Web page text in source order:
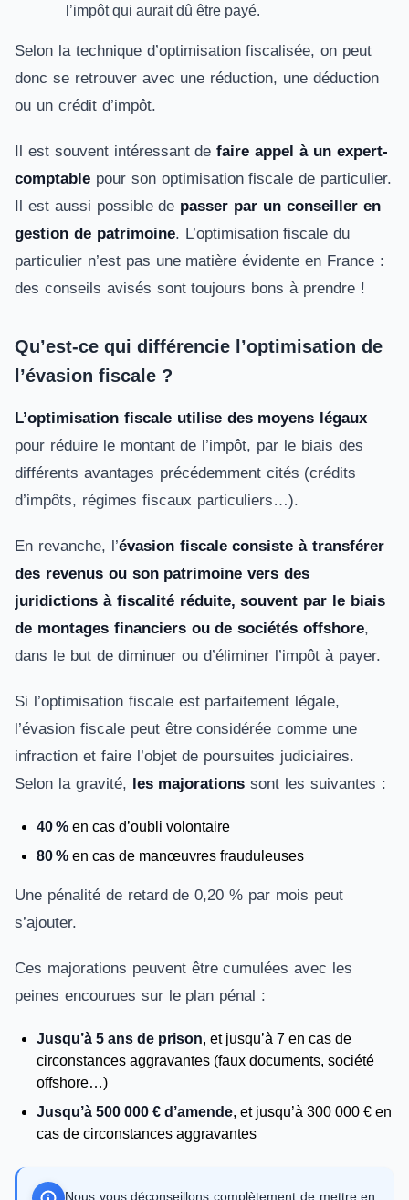
l’impôt qui aurait dû être payé.
Selon la technique d’optimisation fiscalisée, on peut
donc se retrouver avec une réduction, une déduction
ou un crédit d’impôt.
Il est souvent intéressant de faire appel à un expert-
comptable pour son optimisation fiscale de particulier.
Il est aussi possible de passer par un conseiller en
gestion de patrimoine. L’optimisation fiscale du
particulier n’est pas une matière évidente en France :
des conseils avisés sont toujours bons à prendre !
Qu’est-ce qui différencie l’optimisation de
l’évasion fiscale ?
L’optimisation fiscale utilise des moyens légaux
pour réduire le montant de l’impôt, par le biais des
différents avantages précédemment cités (crédits
d’impôts, régimes fiscaux particuliers…).
En revanche, l’évasion fiscale consiste à transférer
des revenus ou son patrimoine vers des
juridictions à fiscalité réduite, souvent par le biais
de montages financiers ou de sociétés offshore,
dans le but de diminuer ou d’éliminer l’impôt à payer.
Si l’optimisation fiscale est parfaitement légale,
l’évasion fiscale peut être considérée comme une
infraction et faire l’objet de poursuites judiciaires.
Selon la gravité, les majorations sont les suivantes :
40 % en cas d’oubli volontaire
80 % en cas de manœuvres frauduleuses
Une pénalité de retard de 0,20 % par mois peut
s’ajouter.
Ces majorations peuvent être cumulées avec les
peines encourues sur le plan pénal :
Jusqu’à 5 ans de prison, et jusqu’à 7 en cas de
circonstances aggravantes (faux documents, société
offshore…)
Jusqu’à 500 000 € d’amende, et jusqu’à 300 000 € en
cas de circonstances aggravantes
Nous vous déconseillons complètement de mettre en